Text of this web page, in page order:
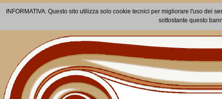
INFORMATIVA: Questo sito utilizza solo cookie tecnici per migliorare l'uso dei
sottostante questo